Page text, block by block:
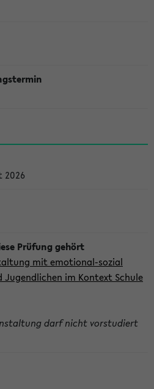
2026
mit emotional-sozial
Jugendlichen im Kontext Schule
darf nicht vorstudiert